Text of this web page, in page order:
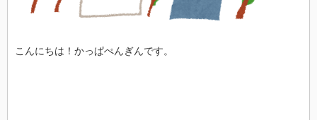
こんにちは！かっぱぺんぎんです。